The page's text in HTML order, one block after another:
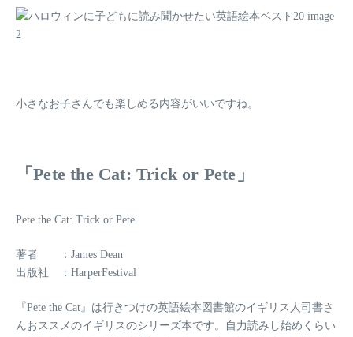
小さなお子さんでも楽しめる内容がいいですね。
「Pete the Cat: Trick or Pete」
Pete the Cat: Trick or Pete
著者 ：James Dean
出版社 ：HarperFestival
『Pete the Cat』は行きつけの英語絵本図書館のイギリス人司書さ
んおススメのイギリスのシリーズ本です。自力読みし始めくらい